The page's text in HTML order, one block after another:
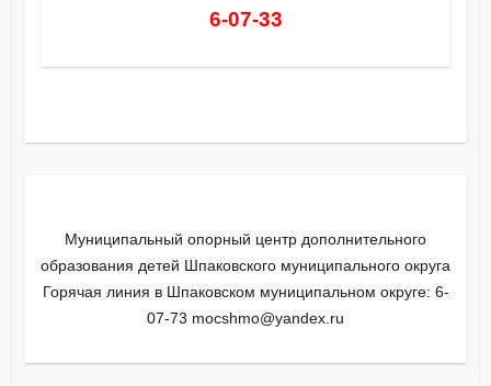
6-07-33
Муниципальный опорный центр дополнительного
образования детей Шпаковского муниципального округа
Горячая линия в Шпаковском муниципальном округе: 6-
07-73 mocshmo@yandex.ru